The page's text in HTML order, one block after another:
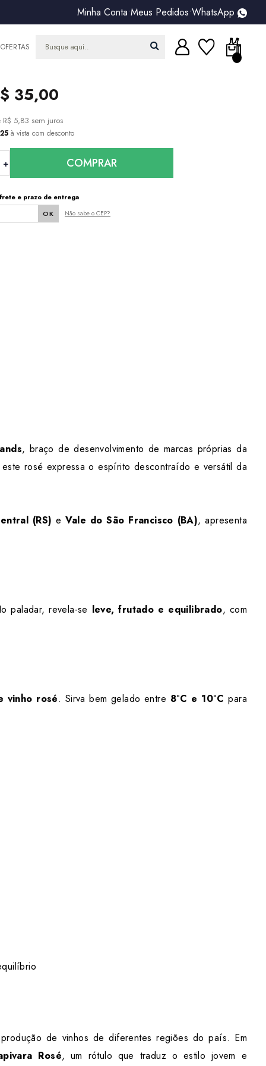
Minha Conta•Meus Pedidos•WhatsApp
OFERTAS
35,00
R$ 5,83 sem juros
à vista com desconto
COMPRAR
e prazo de entrega
Não sabe o CEP?
, braço de desenvolvimento de marcas próprias da
rosé expressa o espírito descontraído e versátil da
(RS) eVale do São Francisco (BA), apresenta
paladar, revela-se leve, frutado e equilibrado, com
vinho rosé. Sirva bem gelado entre 8°C e 10°C para
de vinhos de diferentes regiões do país. Em
Rosé, um rótulo que traduz o estilo jovem e